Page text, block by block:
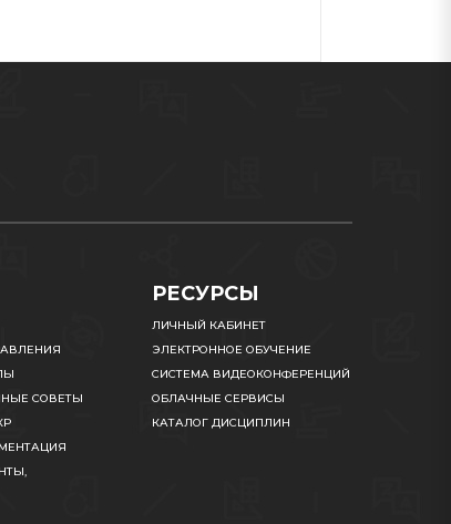
СОВЕТЫ
РЕСУРСЫ
ЛИЧНЫЙ КАБИНЕТ
ЭЛЕКТРОННОЕ ОБУЧЕНИЕ
СИСТЕМА ВИДЕОКОНФЕРЕНЦИЙ
ОБЛАЧНЫЕ СЕРВИСЫ
КАТАЛОГ ДИСЦИПЛИН